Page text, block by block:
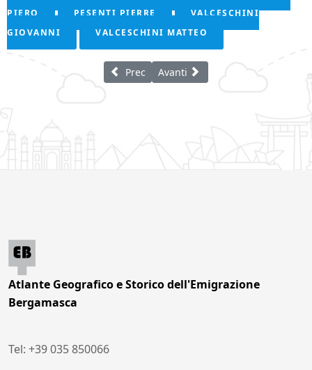
PIERO
PESENTI PIERRE
VALCESCHINI
GIOVANNI
VALCESCHINI MATTEO
Articolo precedente: Le Soliat
Prec Articolo successivo: L’Abbaye
Avanti
Atlante Geografico e Storico dell'Emigrazione
Bergamasca
Tel: +39 035 850066